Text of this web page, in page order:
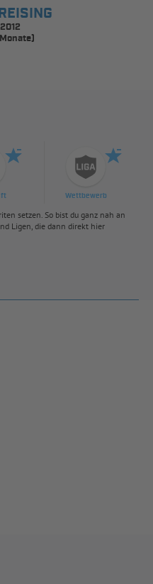
Wettbewerb
setzen. So bist du ganz nah an
Ligen, die dann direkt hier